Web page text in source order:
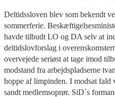
Deltidssloven blev som bekendt
sommerferie.
havde tilbudt LO og DA selv at
deltidslovforslag i
overvejede seriøst at tage imod
modstand fra arbejdspladserne
hoppe af limpinden. I modsat fald
sandt medlemsoprør. SiD´s